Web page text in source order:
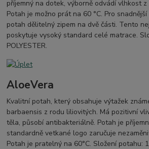
příjemný na dotek, výborně odvádí vlhkost
Potah je možno prát na 60 °C. Pro
potah dělitelný zipem na dvě části. Tento
poskytuje vysoký standard celé matrace.
POLYESTER.
AloeVera
Kvalitní potah, který obsahuje výtažek
barbaensis z rodu liliovitých. Má pozitivní
těla, působí antibakteriálně. Potah je
standardně vetkané logo zaručuje
Potah je pratelný na 60°C. Složení potahu: